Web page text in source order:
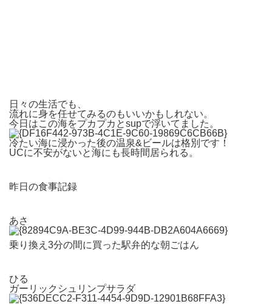
日々の生活でも、
流れに身を任せてみるのもいいかもしれない。
今日はこの海をプカプカとsupで浮いてました。
冷たい海に浸かった後の温泉&ビールは格別です！
UCに不安がないと海にも長時間居られる。
昨日の食事記録
あさ
乗り換え3分の間に買った駅弁的な朝ごはん
ひる
ガーリックシュリンプサラダ